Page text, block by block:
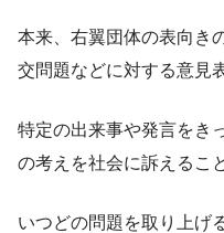
本来、右翼団体の表向き
交問題などに対する意見
特定の出来事や発言をき
の考えを社会に訴えるこ
いつどの問題を取り上げ